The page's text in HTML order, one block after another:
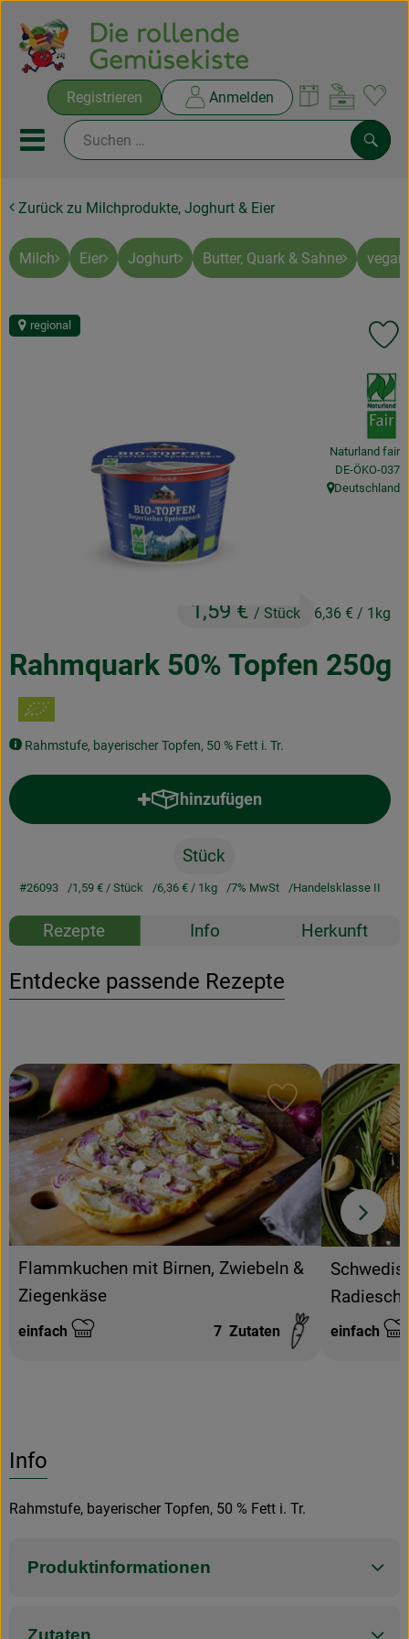
Registrieren Anmelden
Mobiles Menu öffnen oder
Ökokisten
Rezepte
Lieferservice
Über uns
Geschäftskunden
Zurück zu Milchprodukte, Joghurt & Eier
Milch Eier Joghurt Butter, Quark & Sahne
Rahmquark 50% Topfen 250g
Rahmstufe, bayerischer Topfen, 50 % Fett i. Tr.
1,59 € / Stück 6,36 € / 1kg
regional
, Verband:
Naturland fair
, Kontrollstelle:
DE-ÖKO-037
, Herkunft:
Deutschland
hinzufügen
Produkt zum Warenkorb
Stück
#26093 1,59 € / Stück 6,36 € / 1kg 7% MwSt Handelsklasse II
Rezepte Info Herkunft
Entdecke passende Rezepte
Flammkuchen mit Birnen, Zwiebeln &
Ziegenkäse
Schwierigkeit:
einfach 7 Zutaten
Rezept zu
einfach
Info
Rahmstufe, bayerischer Topfen, 50 % Fett i. Tr.
Produktinformationen
Zutaten